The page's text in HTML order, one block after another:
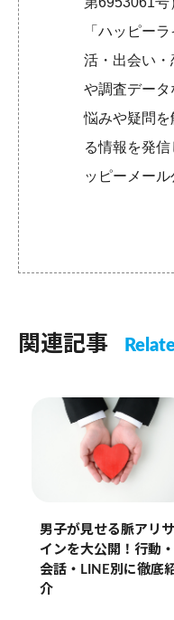
「ハッピー
活・出会い
や調査デー
悩みや疑問
る情報を
ッピーメール
関連記事
男子が見せる脈アリサ
インを大公開！行動・
会話・LINE別に徹底
介